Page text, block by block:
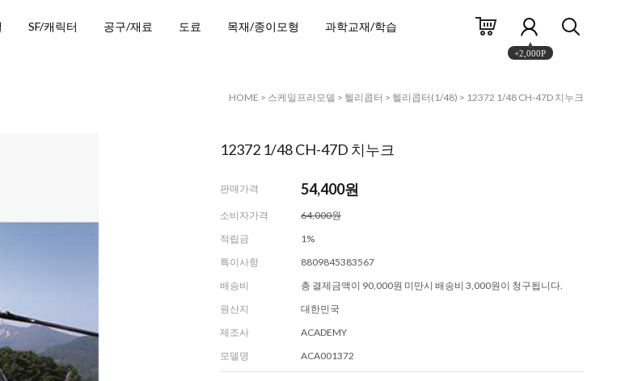
SF/캐릭터 공구/재료 도료 목재/종이모형 과학교재/학습
+2,000P
HOME > 스케일프라모델 > 헬리콥터 > 헬리콥터(1/48) > 12372 1/48 CH-47D 치누크
12372 1/48 CH-47D 치누크
판매가격 54,400원
소비자가격
64,000원
적립금
1%
특이사항
8809845383567
배송비
총 결제금액이 90,000원 미만시 배송비 3,000원이 청구됩니다.
원산지
대한민국
제조사
ACADEMY
모델명
ACA001372